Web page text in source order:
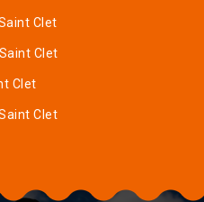
Clet
Clet
Clet
Clet